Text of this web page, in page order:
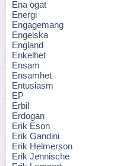
Ena ögat
Energi
Engagemang
Engelska
England
Enkelhet
Ensam
Ensamhet
Entusiasm
EP
Erbil
Erdogan
Erik Eson
Erik Gandini
Erik Helmerson
Erik Jennische